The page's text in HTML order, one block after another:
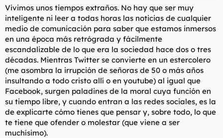
d
e
l
t
e
a
i
c
i
o
Vivimos unos tiempos extraños. No hay que ser muy
inteligente ni leer a todas horas las noticias de cualquier
medio de comunicación para saber que estamos inmersos
en una época más retrógrada y fácilmente
escandalizable de lo que era la sociedad hace dos o tres
décadas. Mientras Twitter se convierte en un estercolero
(me asombra la irrupción de señoras de 50 o más años
insultando a todo cristo allí o en youtube) al igual que
Facebook, surgen paladines de la moral cuya función en
su tiempo libre, y cuando entran a las redes sociales, es la
de explicarte cómo tienes que pensar y, sobre todo, lo que
te tiene que ofender o molestar (que viene a ser
muchísimo).